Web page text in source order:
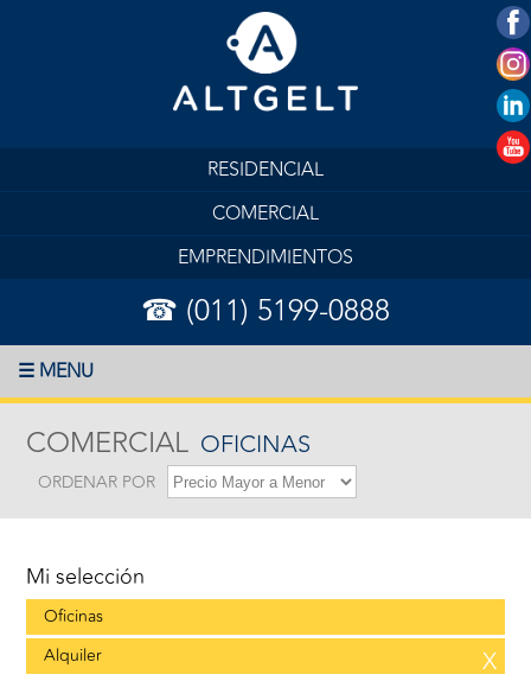
RESIDENCIAL
COMERCIAL
EMPRENDIMIENTOS
☎ (011) 5199-0888
☰ MENU
COMERCIAL OFICINAS
ORDENAR POR
Mi selección
Oficinas
Alquiler
X